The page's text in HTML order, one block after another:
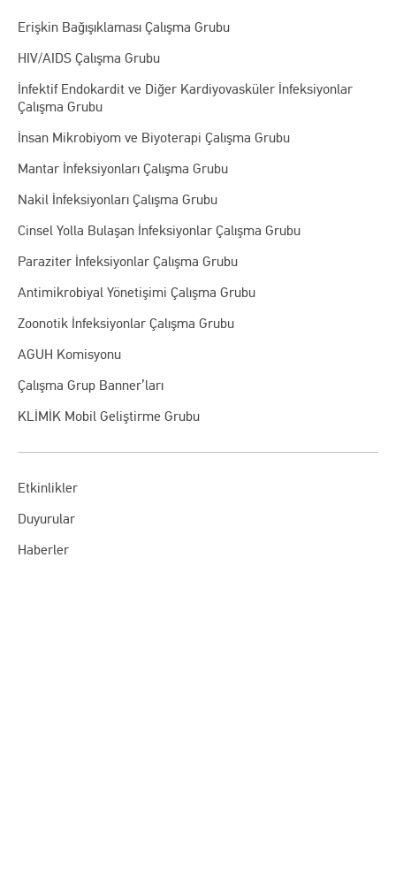
Erişkin Bağışıklaması Çalışma Grubu
HIV/AIDS Çalışma Grubu
İnfektif Endokardit ve Diğer Kardiyovasküler İnfeksiyonlar
Çalışma Grubu
İnsan Mikrobiyom ve Biyoterapi Çalışma Grubu
Mantar İnfeksiyonları Çalışma Grubu
Nakil İnfeksiyonları Çalışma Grubu
Cinsel Yolla Bulaşan İnfeksiyonlar Çalışma Grubu
Paraziter İnfeksiyonlar Çalışma Grubu
Antimikrobiyal Yönetişimi Çalışma Grubu
Zoonotik İnfeksiyonlar Çalışma Grubu
AGUH Komisyonu
Çalışma Grup Banner’ları
KLİMİK Mobil Geliştirme Grubu
Etkinlikler
Duyurular
Haberler